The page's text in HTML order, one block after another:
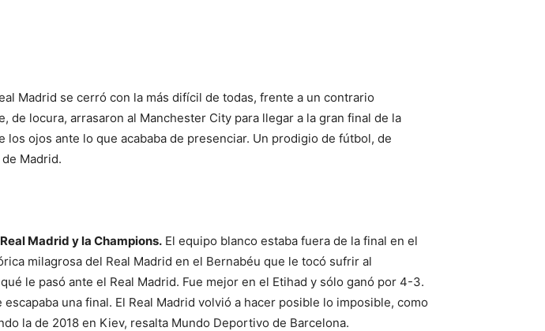
Madrid se cerró con la más difícil de todas, frente a un contrario
locura, arrasaron al Manchester City para llegar a la gran final de la
ojos ante lo que acababa de presenciar. Un prodigio de fútbol, de
Madrid.
Madrid y la Champions. El equipo blanco estaba fuera de la final en el
milagrosa del Real Madrid en el Bernabéu que le tocó sufrir al
le pasó ante el Real Madrid. Fue mejor en el Etihad y sólo ganó por 4-3.
una final. El Real Madrid volvió a hacer posible lo imposible, como
la de 2018 en Kiev, resalta Mundo Deportivo de Barcelona.